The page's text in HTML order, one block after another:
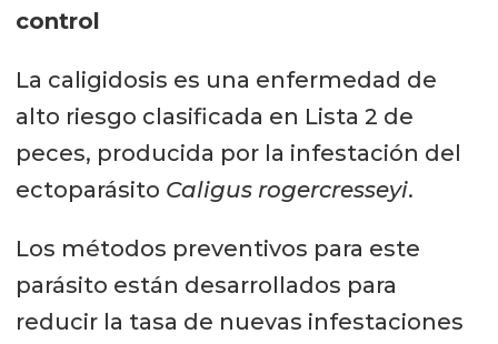
control
La caligidosis es una enfermedad de
alto riesgo clasificada en Lista 2 de
peces, producida por la infestación del
ectoparásito Caligus rogercresseyi.
Los métodos preventivos para este
parásito están desarrollados para
reducir la tasa de nuevas infestaciones